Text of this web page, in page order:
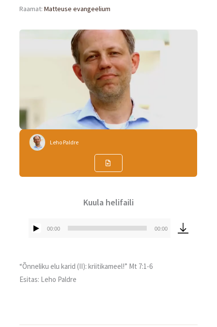
Raamat:Matteuse evangeelium
Leho Paldre
Kuula helifaili
00:00 00:00
“Õnneliku elu karid (II): kriitikameel!” Mt 7:1-6
Esitas: Leho Paldre